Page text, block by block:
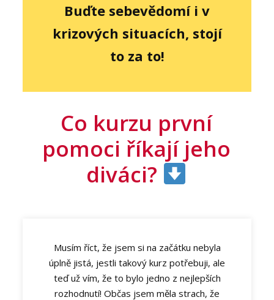
Buďte sebevědomí i v
krizových situacích, stojí
to za to!
Co kurzu první
pomoci říkají jeho
diváci?
Musím říct, že jsem si na začátku nebyla
úplně jistá, jestli takový kurz potřebuji, ale
teď už vím, že to bylo jedno z nejlepších
rozhodnutí! Občas jsem měla strach, že